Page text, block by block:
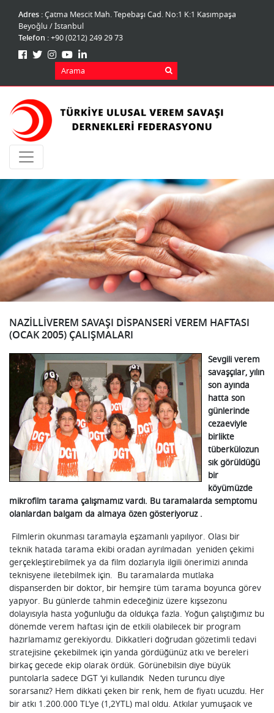
Adres :Çatma Mescit Mah. Tepebaşı Cad. No:1 K:1 Kasımpaşa
Beyoğlu / İstanbul
Telefon :+90 (0212) 249 29 73
NAZİLLİVEREM SAVAŞI DİSPANSERİ VEREM HAFTASI
(OCAK 2005) ÇALIŞMALARI
Sevgili verem
savaşçılar, yılın
son ayında
hatta son
günlerinde
cezaeviyle
birlikte
tüberkülozun
sık görüldüğü
bir
köyümüzde
mikrofilm tarama çalışmamız vardı. Bu taramalarda semptomu
olanlardan balgam da almaya özen gösteriyoruz .
Filmlerin okunması taramayla eşzamanlı yapılıyor. Olası bir
teknik hatada tarama ekibi oradan ayrılmadan yeniden çekimi
gerçekleştirebilmek ya da film dozlarıyla ilgili önerimizi anında
teknisyene iletebilmek için. Bu taramalarda mutlaka
dispanserden bir doktor, bir hemşire tüm tarama boyunca görev
yapıyor. Bu günlerde tahmin edeceğiniz üzere kışsezonu
dolayısıyla hasta yoğunluğu da oldukça fazla. Yoğun çalıştığımız bu
dönemde verem haftası için de etkili olabilecek bir program
hazırlamamız gerekiyordu. Dikkatleri doğrudan gözetimli tedavi
stratejisine çekebilmek için yanda gördüğünüz atkı ve bereleri
birkaç gecede ekip olarak ördük. Görünebilsin diye büyük
puntolarla sadece DGT ‘yi kullandık Neden turuncu diye
sorarsanız? Hem dikkati çeken bir renk, hem de fiyatı ucuzdu. Her
bir atkı 1.200.000 TL’ye (1,2YTL) mal oldu. Atkılar yumuşacık ve